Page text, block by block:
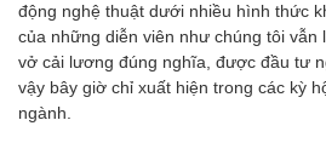
động nghệ thuật dưới nhiều hình thức
của những diễn viên như chúng tôi vẫn
vở cải lương đúng nghĩa, được đầu tư
vậy bây giờ chỉ xuất hiện trong các kỳ
ngành.